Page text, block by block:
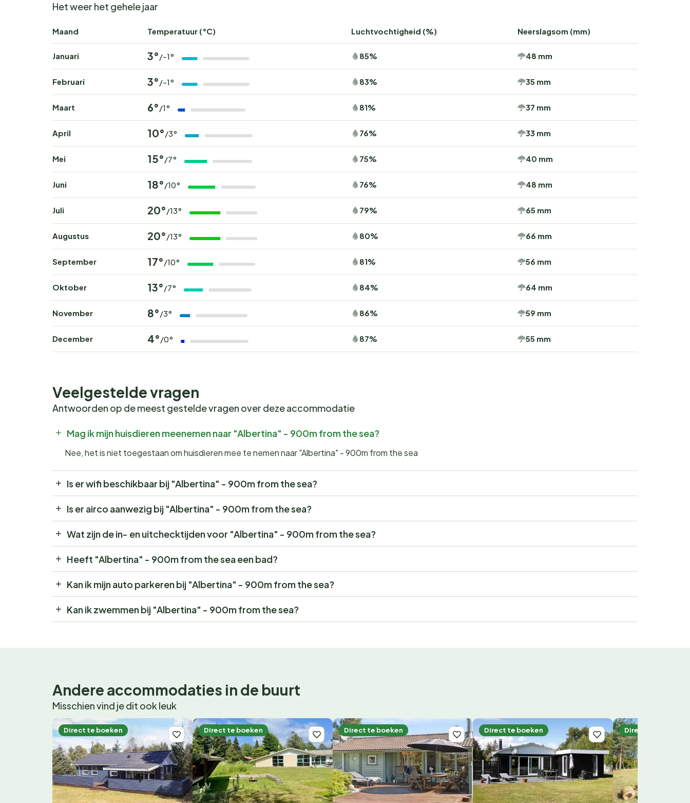
Het weer het gehele jaar
Maand Temperatuur (°C) Luchtvochtigheid (%) Neerslagsom (mm)
Januari 3° /-1° 85% 48 mm
Februari 3° /-1° 83% 35 mm
Maart 6° /1° 81% 37 mm
April 10° /3° 76% 33 mm
Mei 15° /7° 75% 40 mm
Juni 18° /10° 76% 48 mm
Juli 20° /13° 79% 65 mm
Augustus 20° /13° 80% 66 mm
September 17° /10° 81% 56 mm
Oktober 13° /7° 84% 64 mm
November 8° /3° 86% 59 mm
December 4° /0° 87% 55 mm
Veelgestelde vragen
Antwoorden op de meest gestelde vragen over deze accommodatie
Mag ik mijn huisdieren meenemen naar "Albertina" - 900m from the sea?
Nee, het is niet toegestaan om huisdieren mee te nemen naar "Albertina" - 900m from the sea
Is er wifi beschikbaar bij "Albertina" - 900m from the sea?
Is er airco aanwezig bij "Albertina" - 900m from the sea?
Wat zijn de in- en uitchecktijden voor "Albertina" - 900m from the sea?
Heeft "Albertina" - 900m from the sea een bad?
Kan ik mijn auto parkeren bij "Albertina" - 900m from the sea?
Kan ik zwemmen bij "Albertina" - 900m from the sea?
Andere accommodaties in de buurt
Misschien vind je dit ook leuk
Direct te boeken Direct te boeken Direct te boeken Direct te boeken Direct te boeken